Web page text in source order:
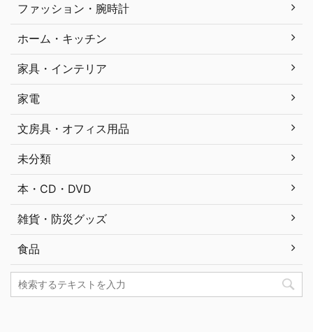
ファッション・腕時計
ホーム・キッチン
家具・インテリア
家電
文房具・オフィス用品
未分類
本・CD・DVD
雑貨・防災グッズ
食品